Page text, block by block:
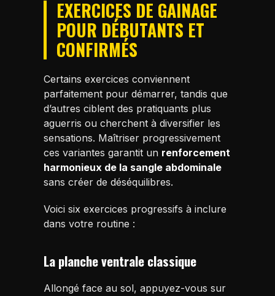
EXERCICES DE GAINAGE
POUR DÉBUTANTS ET
CONFIRMÉS
Certains exercices conviennent
parfaitement pour démarrer, tandis que
d’autres ciblent des pratiquants plus
aguerris ou cherchent à diversifier les
sensations. Maîtriser progressivement
ces variantes garantit un renforcement
harmonieux de la sangle abdominale
sans créer de déséquilibres.
Voici six exercices progressifs à inclure
dans votre routine :
La planche ventrale classique
Allongé face au sol, appuyez-vous sur